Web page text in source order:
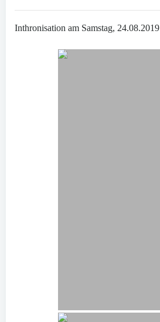
Inthronisation am Samstag, 24.08.2019